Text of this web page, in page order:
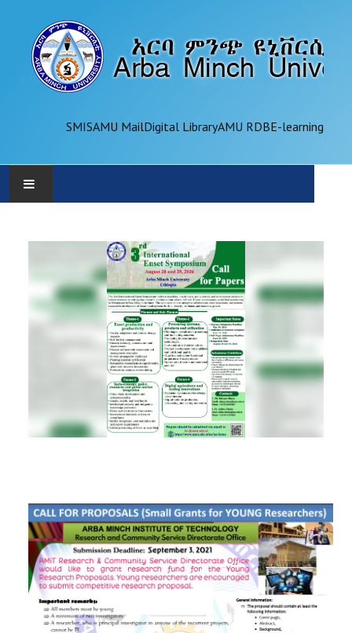
SMISAMU MailDigital LibraryAMU RDBE-learning
ADMINISTRATION
OFFICES
REGISTRAR
PARTNERSHIP